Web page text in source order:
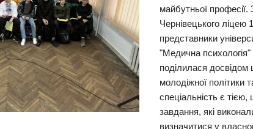
майбутньої
Чернівецького ліцею
представники
"Медична
поділилася досвідом
молодіжної політики
спеціальність є
завдання, які
визначитися у